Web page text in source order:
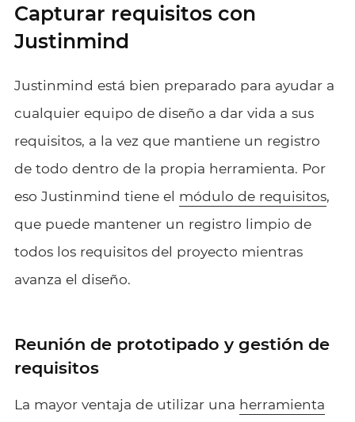
Capturar requisitos con
Justinmind
Justinmind está bien preparado para ayudar a
cualquier equipo de diseño a dar vida a sus
requisitos, a la vez que mantiene un registro
de todo dentro de la propia herramienta. Por
eso Justinmind tiene el módulo de requisitos,
que puede mantener un registro limpio de
todos los requisitos del proyecto mientras
avanza el diseño.
Reunión de prototipado y gestión de
requisitos
La mayor ventaja de utilizar una herramienta